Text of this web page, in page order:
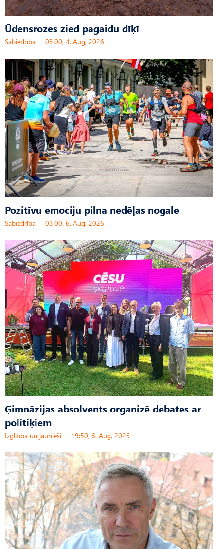
Ūdensrozes zied pagaidu dīķī
Sabiedrība 03:00, 4. Aug, 2026
Pozitīvu emociju pilna nedēļas nogale
Sabiedrība 03:00, 6. Aug, 2026
Ģimnāzijas absolvents organizē debates ar
politiķiem
Izglītība un jaunieši 19:50, 6. Aug, 2026